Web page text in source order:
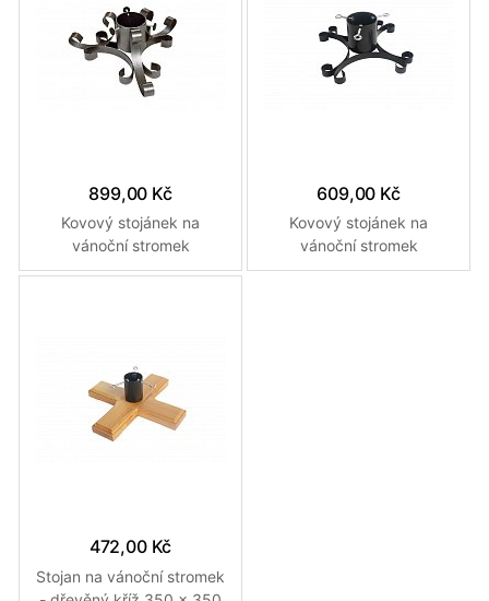
899,00 Kč
Kovový stojánek na
vánoční stromek
609,00 Kč
Kovový stojánek na
vánoční stromek
472,00 Kč
Stojan na vánoční stromek